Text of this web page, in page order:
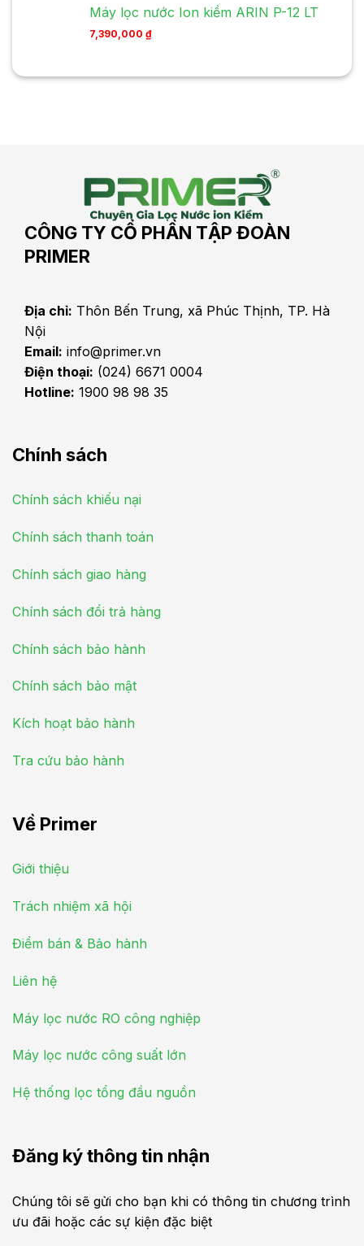
Máy lọc nước Ion kiềm ARIN P-12 LT
7,390,000 ₫
CÔNG TY CỔ PHẦN TẬP ĐOÀN
PRIMER
Địa chỉ: Thôn Bến Trung, xã Phúc Thịnh, TP. Hà
Nội
Email: info@primer.vn
Điện thoại: (024) 6671 0004
Hotline: 1900 98 98 35
Chính sách
Chính sách khiếu nại
Chính sách thanh toán
Chính sách giao hàng
Chính sách đổi trả hàng
Chính sách bảo hành
Chính sách bảo mật
Kích hoạt bảo hành
Tra cứu bảo hành
Về Primer
Giới thiệu
Trách nhiệm xã hội
Điểm bán & Bảo hành
Liên hệ
Máy lọc nước RO công nghiệp
Máy lọc nước công suất lớn
Hệ thống lọc tổng đầu nguồn
Đăng ký thông tin nhận
Chúng tôi sẽ gửi cho bạn khi có thông tin chương trình
ưu đãi hoặc các sự kiện đặc biệt